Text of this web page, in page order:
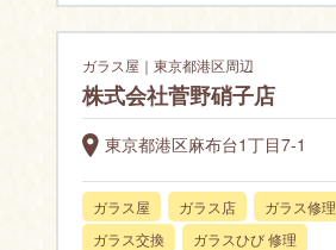
ガラス屋｜東京都港区周辺
株式会社菅野硝子店
東京都港区麻布台1丁目7-1
ガラス屋 ガラス店
ガラス修理
ガラス交換
ガラスひび 修理